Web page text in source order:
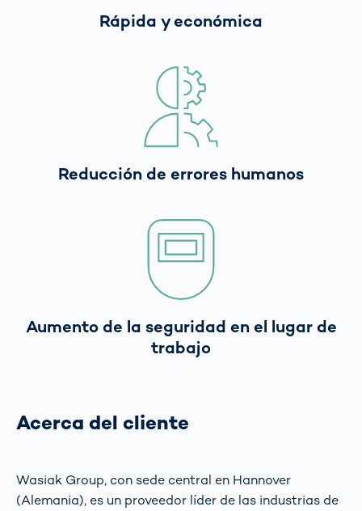
Rápida y económica
Reducción de errores humanos
Aumento de la seguridad en el lugar de
trabajo
Acerca del cliente
Wasiak Group, con sede central en Hannover
(Alemania), es un proveedor líder de las industrias de